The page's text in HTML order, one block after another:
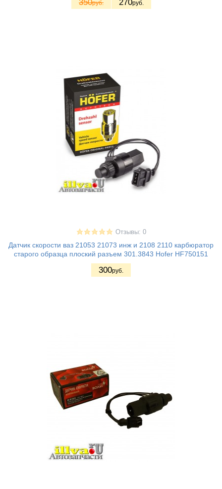
350руб. 270руб.
Отзывы: 0
Датчик скорости ваз 21053 21073 инж и 2108 2110 карбюратор
старого образца плоский разъем 301.3843 Hofer HF750151
300руб.